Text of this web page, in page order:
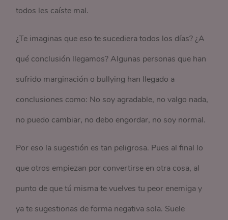
todos les caíste mal.
¿Te imaginas que eso te sucediera todos los días? ¿A
qué conclusión llegamos? Algunas personas que han
sufrido marginación o bullying han llegado a
conclusiones como: No soy agradable, no valgo nada,
no puedo cambiar, no debo engordar, no soy normal.
Por eso la sugestión es tan peligrosa. Pues al final lo
que otros empiezan por convertirse en otra cosa, al
punto de que tú misma te vuelves tu peor enemiga y
ya te sugestionas de forma negativa sola. Suele